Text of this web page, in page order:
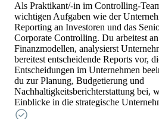
Als Praktikant/-in im Controlling-
wichtigen Aufgaben wie der
Reporting an Investoren und das
Corporate Controlling. Du arbeitest
Finanzmodellen, analysierst
bereitest entscheidende Reports vor,
Entscheidungen im Unternehmen
du zur Planung, Budgetierung und
Nachhaltigkeitsberichterstattung bei,
Einblicke in die strategische